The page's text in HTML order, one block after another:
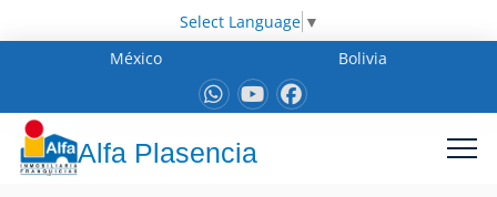
Select Language ▼
México
Bolivia
Alfa Plasencia